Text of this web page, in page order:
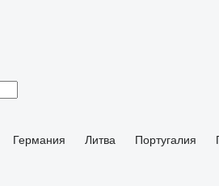
Германия Литва Португалия